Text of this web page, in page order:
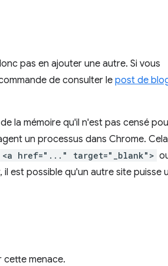
pas en ajouter une autre. Si vous
de consulter le post de
la mémoire qu'il n'est pas censé
un processus dans Chrome.
<a href="..." target="_blank">
est possible qu'un autre site puisse
cette menace.